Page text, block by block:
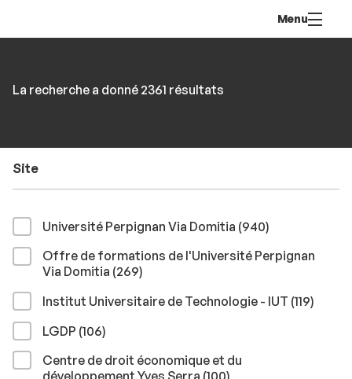
contenu
Menu
par
La recherche a donné 2361 résultats
Site
Université Perpignan Via Domitia (940résultats
)
Offre de formations de l'Université Perpignan
Via Domitia (269résultats
)
Institut Universitaire de Technologie - IUT (119)
LGDP (106résultats
)
Centre de droit économique et du
résultats